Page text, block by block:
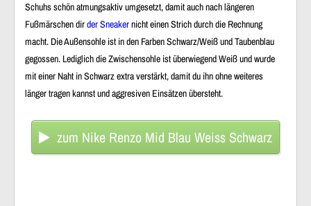
Schuhs schön atmungsaktiv umgesetzt, damit auch nach längeren
Fußmärschen dirder Sneakernicht einen Strich durch die Rechnung
macht. Die Außensohle ist in den Farben Schwarz/Weiß und Taubenblau
gegossen. Lediglich die Zwischensohle ist überwiegend Weiß und wurde
mit einer Naht in Schwarz extra verstärkt, damit du ihn ohne weiteres
länger tragen kannst und aggresiven Einsätzen übersteht.
zum Nike Renzo Mid Blau Weiss Schwarz